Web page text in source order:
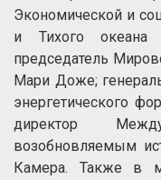
Экономической и
и Тихого океана
председатель
Мари Доже;
энергетического
директор
возобновляемым
Камера. Также в